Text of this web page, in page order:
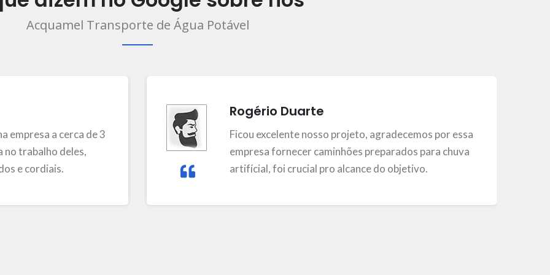
Acquamel Transporte de Água Potável
empresa a cerca de 3
no trabalho deles,
e cordiais.
Rogério Duarte
Ficou excelente nosso projeto, agradecemos por essa
empresa fornecer caminhões preparados para chuva
artifícial, foi crucial pro alcance do objetivo.